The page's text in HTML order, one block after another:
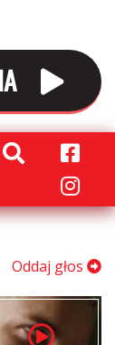
Oddaj głos